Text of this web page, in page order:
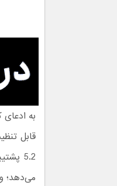
به ادعای
می‌دهد؛